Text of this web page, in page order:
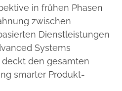
in frühen Phasen
zwischen
Dienstleistungen
Systems
deckt den gesamten
smarter Produkt-